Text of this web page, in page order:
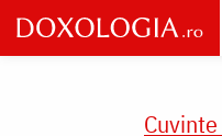
Skip
to
main